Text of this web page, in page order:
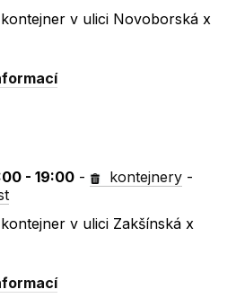
v ulici Novoborská x
- 19:00 - kontejnery -
v ulici Zakšínská x